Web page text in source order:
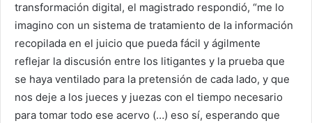
transformación digital, el magistrado respondió, “me lo
imagino con un sistema de tratamiento de la información
recopilada en el juicio que pueda fácil y ágilmente
reflejar la discusión entre los litigantes y la prueba que
se haya ventilado para la pretensión de cada lado, y que
nos deje a los jueces y juezas con el tiempo necesario
para tomar todo ese acervo (…) eso sí, esperando que